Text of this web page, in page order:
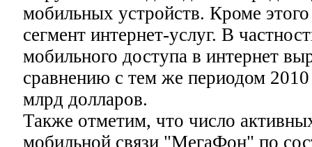
мобильных устройств. Кроме
сегмент интернет-услуг. В
мобильного доступа в интернет
сравнению с тем же периодом 2010
млрд долларов.
Также отметим, что число
мобильной связи "МегаФон" по